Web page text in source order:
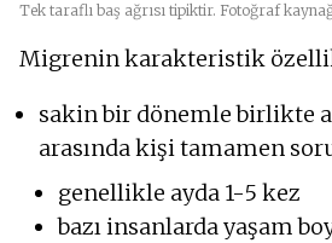
Tek taraflı baş ağrısı tipiktir. Fotoğraf
Migrenin karakteristik
sakin bir dönemle birlikte
arasında kişi tamamen
genellikle ayda 1-5 kez
bazı insanlarda yaşam